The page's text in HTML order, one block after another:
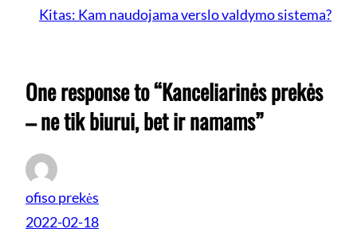
Kitas: Kam naudojama verslo valdymo sistema?
One response to “Kanceliarinės prekės
– ne tik biurui, bet ir namams”
ofiso prekės
2022-02-18